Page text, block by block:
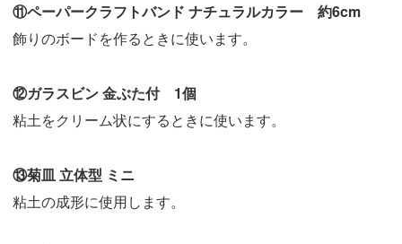
⑪ペーパークラフトバンド ナチュラルカラー 約6cm
飾りのボードを作るときに使います。
⑫ガラスビン 金ぶた付 1個
粘土をクリーム状にするときに使います。
⑬菊皿 立体型 ミニ
粘土の成形に使用します。